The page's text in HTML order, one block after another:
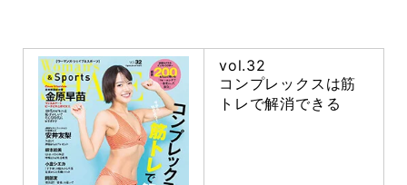
vol.32
コンプレックスは筋
トレで解消できる